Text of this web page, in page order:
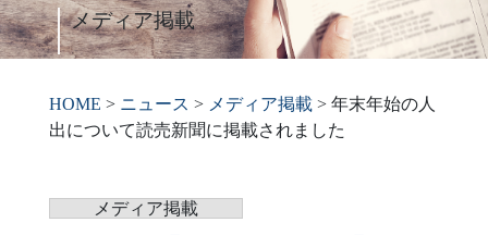
メディア掲載
HOME > ニュース > メディア掲載> 年末年始の人
出について読売新聞に掲載されました
メディア掲載